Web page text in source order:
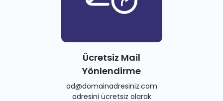
Ücretsiz Mail
Yönlendirme
ad@domainadresiniz.com
adresini ücretsiz olarak